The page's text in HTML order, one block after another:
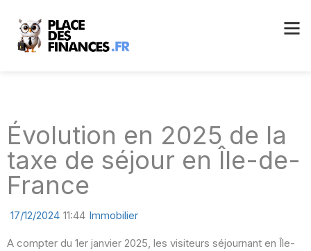
Évolution en 2025 de la
taxe de séjour en Île-de-
France
17/12/2024 11:44 Immobilier
A compter du 1er janvier 2025, les visiteurs séjournant en Île-